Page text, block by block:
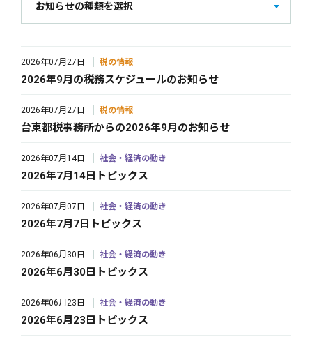
お知らせの種類を選択
2026年07月27日 税の情報
2026年9月の税務スケジュールのお知らせ
2026年07月27日 税の情報
台東都税事務所からの2026年9月のお知らせ
2026年07月14日 社会・経済の動き
2026年7月14日トピックス
2026年07月07日 社会・経済の動き
2026年7月7日トピックス
2026年06月30日 社会・経済の動き
2026年6月30日トピックス
2026年06月23日 社会・経済の動き
2026年6月23日トピックス